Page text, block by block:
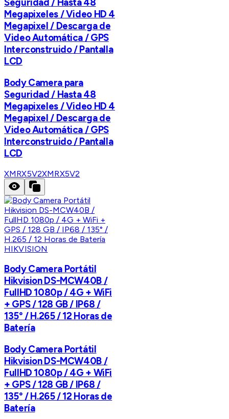
Megapixeles / Video HD 4
Megapixel / Descarga de
Video Automática / GPS
Interconstruido / Pantalla
LCD
Body Camera para
Seguridad / Hasta 48
Megapixeles / Video HD 4
Megapixel / Descarga de
Video Automática / GPS
Interconstruido / Pantalla
LCD
XMRX5V2XMRX5V2
HIKVISION
Body Camera Portátil
Hikvision DS-MCW40B /
FullHD 1080p / 4G + WiFi
+ GPS / 128 GB / IP68 /
135° / H.265 / 12 Horas de
Batería
Body Camera Portátil
Hikvision DS-MCW40B /
FullHD 1080p / 4G + WiFi
+ GPS / 128 GB / IP68 /
135° / H.265 / 12 Horas de
Batería